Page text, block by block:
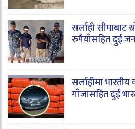
सर्लाही
रुपैयाँसहित दुई
सर्लाहीमा
गाँजासहित दुई